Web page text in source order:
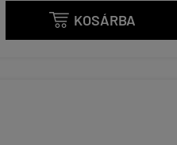
 KOSÁRBA